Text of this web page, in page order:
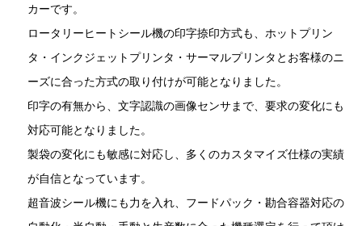
カーです。
ロータリーヒートシール機の印字捺印方式も、ホットプリン
タ・インクジェットプリンタ・サーマルプリンタとお客様のニ
ーズに合った方式の取り付けが可能となりました。
印字の有無から、文字認識の画像センサまで、要求の変化にも
対応可能となりました。
製袋の変化にも敏感に対応し、多くのカスタマイズ仕様の実績
が自信となっています。
超音波シール機にも力を入れ、フードパック・勘合容器対応の